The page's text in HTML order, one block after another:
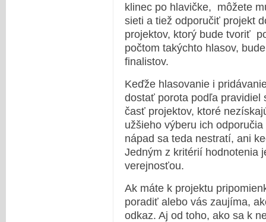
klinec po hlavičke, môžete
sieti a tiež odporučiť projekt
projektov, ktorý bude tvoriť
počtom takýchto hlasov,
finalistov.
Keďže hlasovanie i
dostať porota podľa pravidiel
časť projektov, ktoré
užšieho výberu ich
nápad sa teda nestratí, ani
Jedným z kritérií hodnotenia
verejnosťou.
Ak máte k projektu
poradiť alebo vás zaujíma,
odkaz. Aj od toho, ako sa k